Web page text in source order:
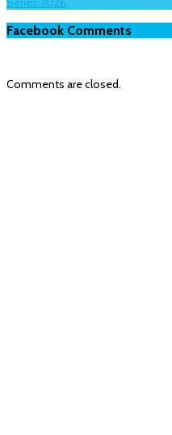
Facebook Comments
Comments are closed.